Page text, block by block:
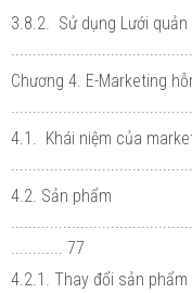
3.8.2. Sử dụng Lưới
Chương 4. E-Marketing
4.1. Khái niệm của
4.2. Sản phẩm
............ 77
4.2.1. Thay đổi sản